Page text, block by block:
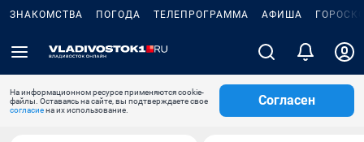
ЗНАКОМСТВА ПОГОДА ТЕЛЕПРОГРАММА АФИША
На информационном ресурсе применяются cookie-
файлы. Оставаясь на сайте, вы подтверждаете свое
согласиена их использование.
Согласен